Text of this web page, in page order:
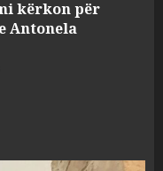
kërkon për
Antonela